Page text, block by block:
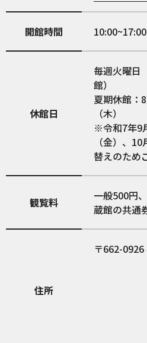
開館時間
休館日
毎週火曜日
館）
夏期休館：
（木）
※令和7年9
（金）、
替えのため
観覧料
一般500円
蔵館の共通
住所
662-0926